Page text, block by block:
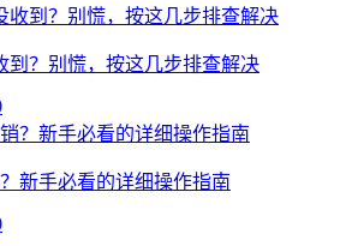
到？别慌，按这几步排查解决
新手必看的详细操作指南